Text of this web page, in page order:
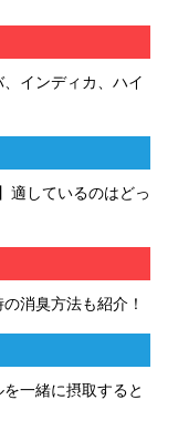
インディカ、ハイ
適しているのはどっ
消臭方法も紹介！
一緒に摂取すると